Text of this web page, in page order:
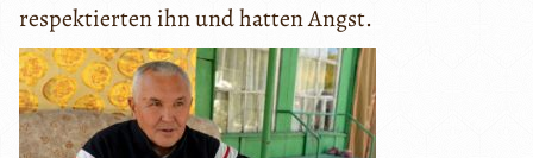
respektierten ihn und hatten Angst.